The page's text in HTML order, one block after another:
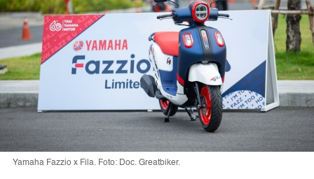
Yamaha Fazzio x Fila. Foto: Doc. Greatbiker.